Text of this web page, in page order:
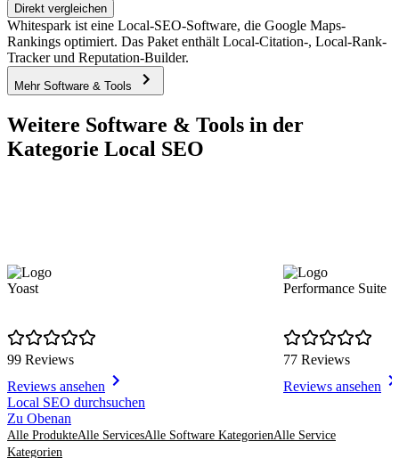
Direkt vergleichen
Whitespark ist eine Local-SEO-Software, die Google Maps-
Rankings optimiert. Das Paket enthält Local-Citation-, Local-Rank-
Tracker und Reputation-Builder.
Mehr Software & Tools
Weitere Software & Tools in der
Kategorie Local SEO
Yoast
99 Reviews
Reviews ansehen
Performance Suite
77 Reviews
Reviews ansehen
Item
1
of
8
Local SEO durchsuchen
Zu Obenan
Alle ProdukteAlle ServicesAlle Software KategorienAlle Service
Kategorien